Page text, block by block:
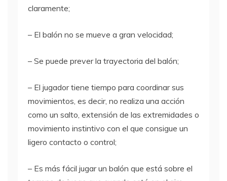
claramente;
– El balón no se mueve a gran velocidad;
– Se puede prever la trayectoria del balón;
– El jugador tiene tiempo para coordinar sus
movimientos, es decir, no realiza una acción
como un salto, extensión de las extremidades o
movimiento instintivo con el que consigue un
ligero contacto o control;
– Es más fácil jugar un balón que está sobre el